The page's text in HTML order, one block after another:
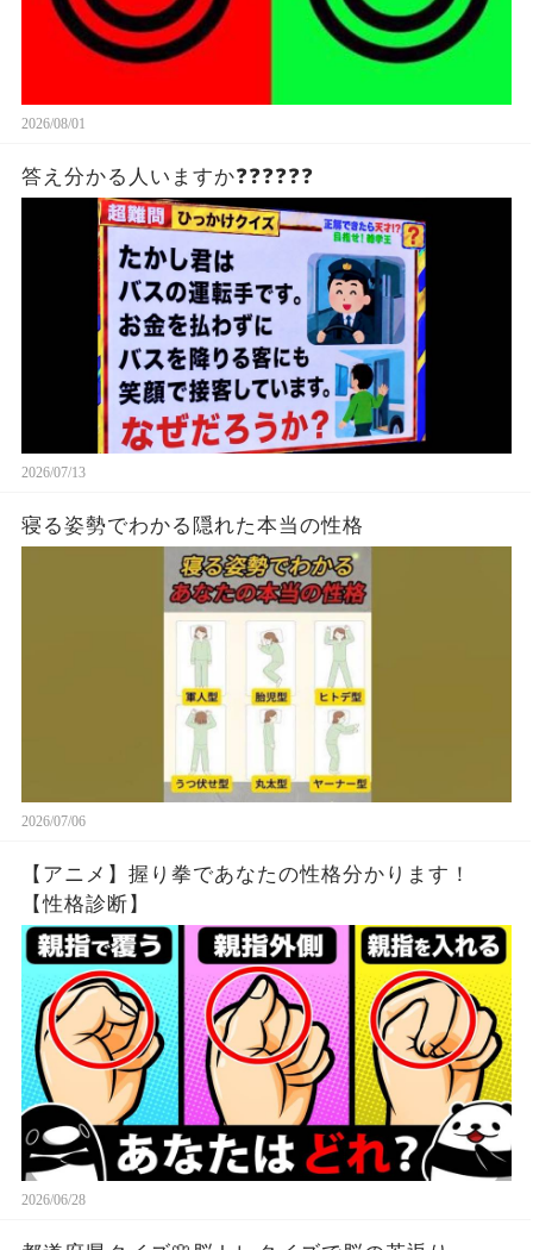
2026/08/01
答え分かる人いますか❓❓❓❓❓❓
2026/07/13
寝る姿勢でわかる隠れた本当の性格
2026/07/06
【アニメ】握り拳であなたの性格分かります！
【性格診断】
2026/06/28